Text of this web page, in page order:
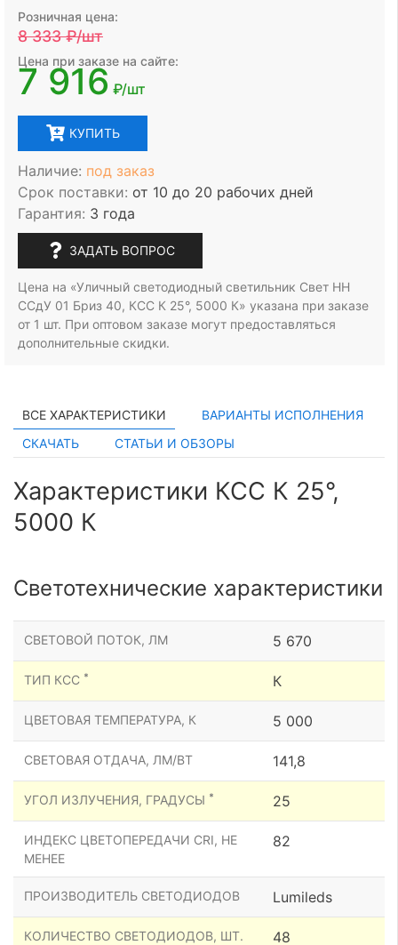
Розничная цена:
8 333₽/шт
Цена при заказе на сайте:
7 916 ₽/шт
КУПИТЬ
Наличие: под заказ
Срок поставки: от 10 до 20 рабочих дней
Гарантия: 3 года
ЗАДАТЬ ВОПРОС
Цена на «Уличный светодиодный светильник Свет НН
ССдУ 01 Бриз 40, КСС К 25°, 5000 К» указана при заказе
от 1 шт. При оптовом заказе могут предоставляться
дополнительные скидки.
ВСЕ ХАРАКТЕРИСТИКИ
ВАРИАНТЫ ИСПОЛНЕНИЯ
СКАЧАТЬ
СТАТЬИ И ОБЗОРЫ
Характеристики КСС К 25°,
5000 К
Светотехнические характеристики
СВЕТОВОЙ ПОТОК, ЛМ 5 670
ТИП КСС * К
ЦВЕТОВАЯ ТЕМПЕРАТУРА, К 5 000
СВЕТОВАЯ ОТДАЧА, ЛМ/ВТ 141,8
УГОЛ ИЗЛУЧЕНИЯ, ГРАДУСЫ * 25
ИНДЕКС ЦВЕТОПЕРЕДАЧИ CRI, НЕ
МЕНЕЕ
82
ПРОИЗВОДИТЕЛЬ СВЕТОДИОДОВ Lumileds
КОЛИЧЕСТВО СВЕТОДИОДОВ, ШТ. 48